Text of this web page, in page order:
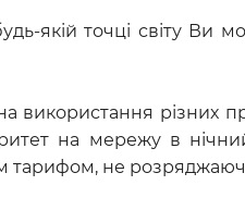
якій точці світу Ви
використання різних
на мережу в
тарифом, не